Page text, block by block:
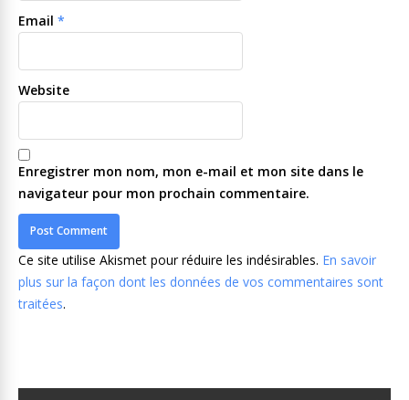
Email *
Website
Enregistrer mon nom, mon e-mail et mon site dans le
navigateur pour mon prochain commentaire.
Ce site utilise Akismet pour réduire les indésirables. En savoir
plus sur la façon dont les données de vos commentaires sont
traitées.